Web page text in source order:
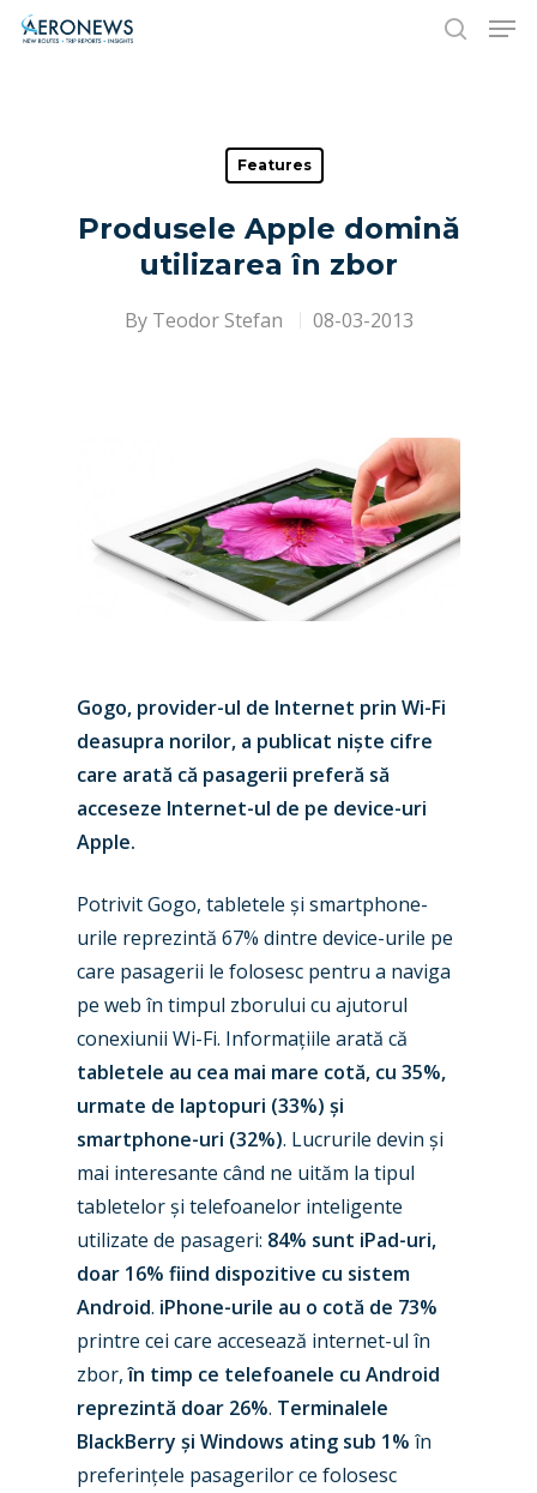
Hit enter to search or ESC to close
Features
Produsele Apple domină
utilizarea în zbor
By Teodor Stefan 08-03-2013
Gogo, provider-ul de Internet prin Wi-Fi
deasupra norilor, a publicat niște cifre
care arată că pasagerii preferă să
acceseze Internet-ul de pe device-uri
Apple.
Potrivit Gogo, tabletele și smartphone-
urile reprezintă 67% dintre device-urile pe
care pasagerii le folosesc pentru a naviga
pe web în timpul zborului cu ajutorul
conexiunii Wi-Fi. Informațiile arată că
tabletele au cea mai mare cotă, cu 35%,
urmate de laptopuri (33%) și
smartphone-uri (32%). Lucrurile devin și
mai interesante când ne uităm la tipul
tabletelor și telefoanelor inteligente
utilizate de pasageri: 84% sunt iPad-uri,
doar 16% fiind dispozitive cu sistem
Android. iPhone-urile au o cotă de 73%
printre cei care accesează internet-ul în
zbor,în timp ce telefoanele cu Android
reprezintă doar 26%. Terminalele
BlackBerry și Windows ating sub 1% în
preferințele pasagerilor ce folosesc
New Routes
Industry
Accidents / Incidents
Airshows
Dubai 2025
Paris 2025
Farnborough 2024
Paris 2023
Farnborough 2022
Dubai 2019
Business Jets
Military
Trip Reports
Marketplace
Jobs